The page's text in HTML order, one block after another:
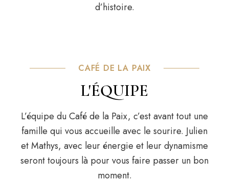
d’histoire.
CAFÉ DE LA PAIX
L'ÉQUIPE
L’équipe du Café de la Paix, c’est avant tout une
famille qui vous accueille avec le sourire. Julien
et Mathys, avec leur énergie et leur dynamisme
seront toujours là pour vous faire passer un bon
moment.